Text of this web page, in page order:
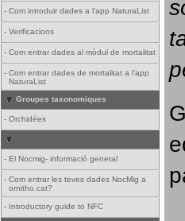
- Com introduir dades a l'app NaturaList
- Verificacions
- Com entrar dades al mòdul de mortalitat
- Com entrar dades de mortalitat a l'app
NaturaList
Groupes taxonomiques
- Orchidées
- El Nocmig- informació general
- Com entrar les teves dades NocMig a
ornitho.cat?
- Introductory guide to NFC